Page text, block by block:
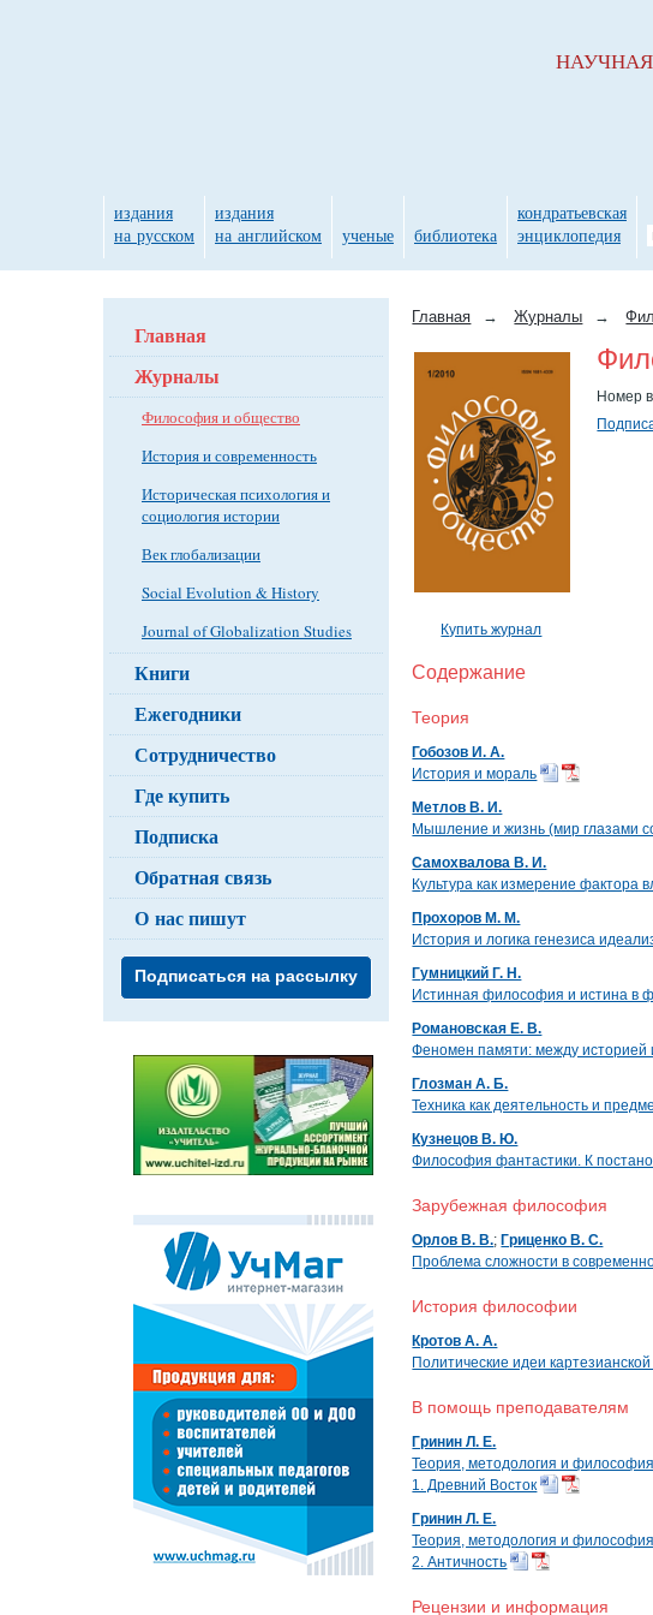
Главная → Журналы →
Номер
Купить журнал
Содержание
Теория
Гобозов И. А.
История и мораль
Метлов В. И.
Мышление и жизнь (мир глазами
Самохвалова В. И.
Культура как измерение фактора
Прохоров М. М.
История и логика генезиса
Гумницкий Г. Н.
Истинная философия и истина в
Романовская Е. В.
Феномен памяти: между историей
Глозман А. Б.
Техника как деятельность и
Кузнецов В. Ю.
Философия фантастики. К
Зарубежная философия
Орлов В. В.;Гриценко В. С.
Проблема сложности в
История философии
Кротов А. А.
Политические идеи
В помощь преподавателям
Гринин Л. Е.
Теория, методология и
1. Древний Восток
Гринин Л. Е.
Теория, методология и
2. Античность
Рецензии и информация
Главная
Журналы
Философия и общество
История и современность
Историческая психология и
социология истории
Век глобализации
Social Evolution & History
Journal of Globalization Studies
Книги
Ежегодники
Сотрудничество
Где купить
Подписка
Обратная связь
О нас пишут
Подписаться на рассылку
издания
на русском
издания
на английском
ученые библиотека
кондратьевская
энциклопедия